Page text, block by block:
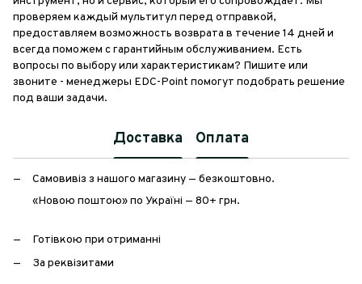
проверяем каждый мультитул перед отправкой,
предоставляем возможность возврата в течение 14 дней и
всегда поможем с гарантийным обслуживанием. Есть
вопросы по выбору или характеристикам? Пишите или
звоните - менеджеры EDC-Point помогут подобрать решение
под ваши задачи.
Доставка Оплата
Самовивіз з нашого магазину — безкоштовно.
«Новою поштою» по Україні — 80+ грн.
Готівкою при отриманні
За реквізитами